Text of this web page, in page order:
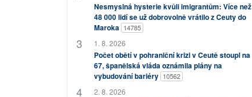
Nesmyslná hysterie kvůli imigrantům: Více než
48 000 lidí se už dobrovolně vrátilo z Ceuty do
Maroka 14785
1. 8. 2026
Počet obětí v pohraniční krizi v Ceutě stoupl na
67, španělská vláda oznámila plány na
vybudování bariéry 10562
2. 8. 2026